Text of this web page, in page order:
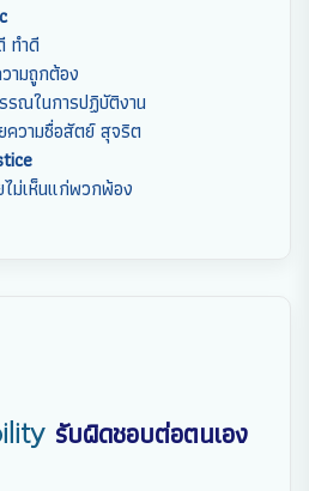
ทำดี
ามถูกต้อง
รณในการปฏิบัติงาน
ความซื่อสัตย์ สุจริต
ไม่เห็นแก่พวกพ้อง
รับผิดชอบต่อตนเอง